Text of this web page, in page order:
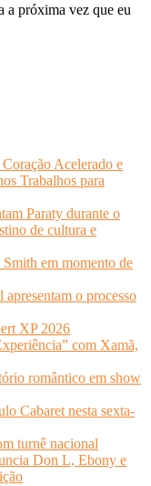
a próxima vez que eu
Acelerado e
Trabalhos para
Paraty durante o
de cultura e
em momento de
o processo
XP 2026
com Xamã,
romântico em show
Cabaret nesta sexta-
turnê nacional
Don L, Ebony e